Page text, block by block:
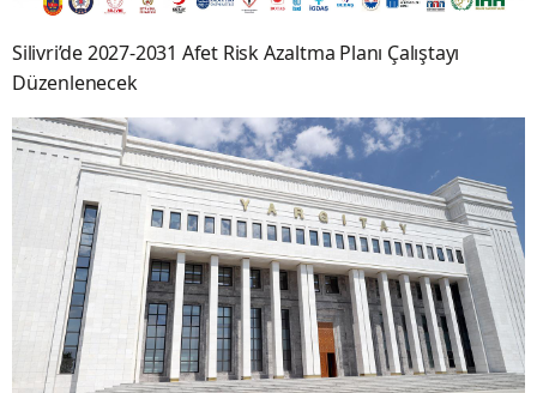
Silivri’de 2027-2031 Afet Risk Azaltma Planı Çalıştayı
Düzenlenecek